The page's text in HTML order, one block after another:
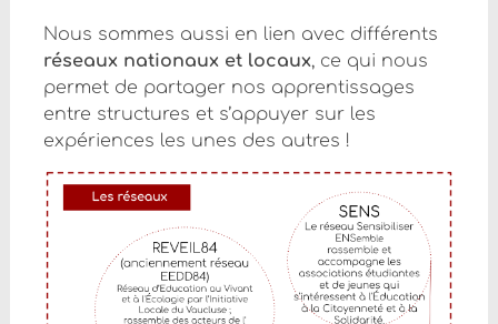
Nous sommes aussi en lien avec différents
réseaux nationaux et locaux, ce qui nous
permet de partager nos apprentissages
entre structures et s’appuyer sur les
expériences les unes des autres !